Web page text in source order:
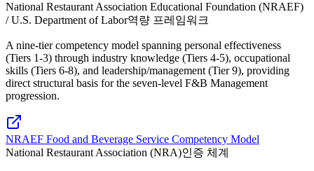
National Restaurant Association Educational Foundation (NRAEF)
/ U.S. Department of Labor역량 프레임워크
A nine-tier competency model spanning personal effectiveness
(Tiers 1-3) through industry knowledge (Tiers 4-5), occupational
skills (Tiers 6-8), and leadership/management (Tier 9), providing
direct structural basis for the seven-level F&B Management
progression.
NRAEF Food and Beverage Service Competency Model
National Restaurant Association (NRA)인증 체계